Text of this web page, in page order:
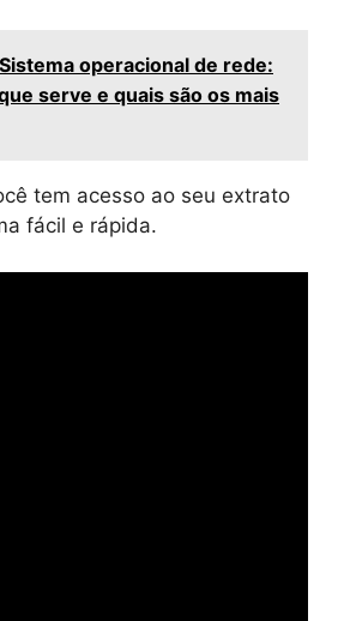
Sistema operacional de rede:
serve e quais são os mais
tem acesso ao seu extrato
fácil e rápida.